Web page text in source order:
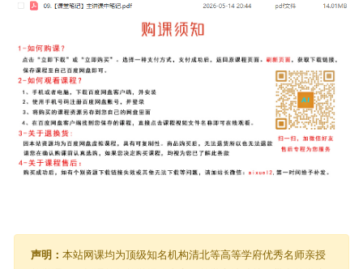
声明： 本站网课均为顶级知名机构清北等高等学府优秀名师亲授